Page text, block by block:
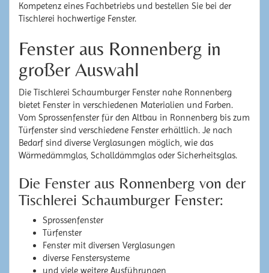
Kompetenz eines Fachbetriebs und bestellen Sie bei der
Tischlerei hochwertige Fenster.
Fenster aus Ronnenberg in
großer Auswahl
Die Tischlerei Schaumburger Fenster nahe Ronnenberg
bietet Fenster in verschiedenen Materialien und Farben.
Vom Sprossenfenster für den Altbau in Ronnenberg bis zum
Türfenster sind verschiedene Fenster erhältlich. Je nach
Bedarf sind diverse Verglasungen möglich, wie das
Wärmedämmglas, Schalldämmglas oder Sicherheitsglas.
Die Fenster aus Ronnenberg von der
Tischlerei Schaumburger Fenster:
Sprossenfenster
Türfenster
Fenster mit diversen Verglasungen
diverse Fenstersysteme